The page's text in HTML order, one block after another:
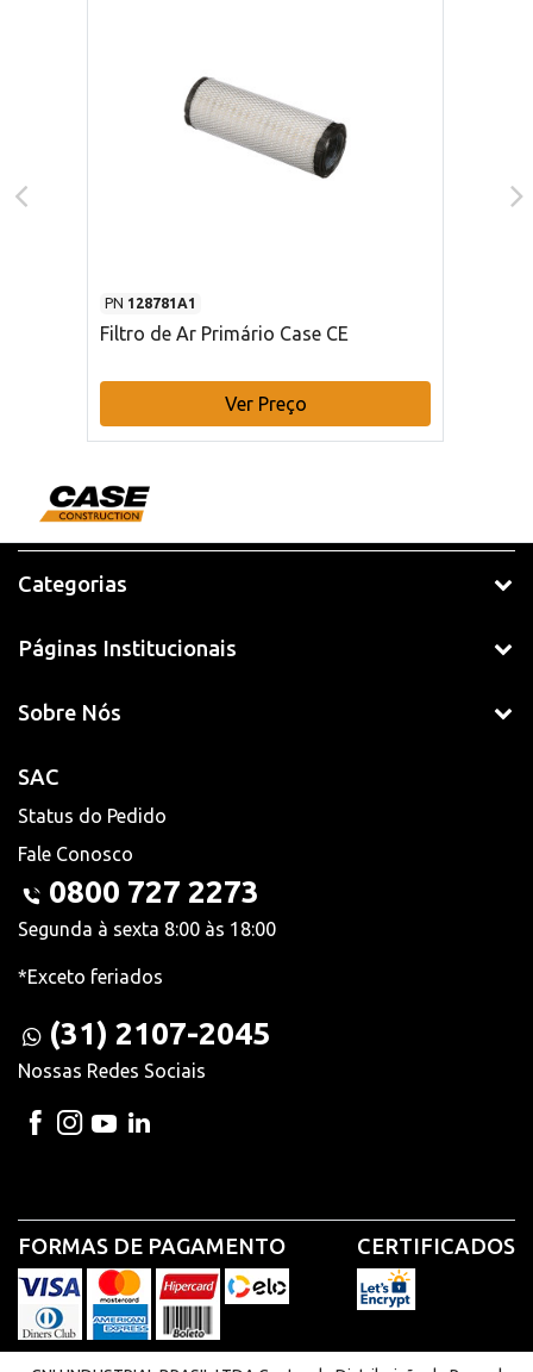
PN 128781A1
Filtro de Ar Primário Case CE
Ver Preço
Categorias
Páginas Institucionais
Sobre Nós
SAC
Status do Pedido
Fale Conosco
0800 727 2273
Segunda à sexta 8:00 às 18:00
*Exceto feriados
(31) 2107-2045
Nossas Redes Sociais
FORMAS DE PAGAMENTO CERTIFICADOS